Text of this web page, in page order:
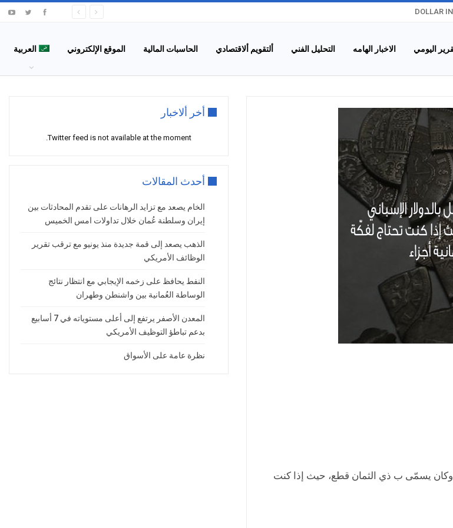
DOLLAR
اليومي الاخبار الهامه التحليل الفني ألتقويم ألاقتصادي الحاسبات المالية الموقع الإلكتروني العربية
وكان يسمّى ب ذي الثمان قطع، حيث إذا كنت
أخر ألاخبار
Twitter feed is not available at the moment.
أحدث المقالات
الخام يصعد مع تزايد الرهانات على تقدم المحادثات بين
إيران وسلطنة عُمان خلال تداولات امس الخميس
الذهب يصعد إلى قمة جديدة منذ يونيو مع ترقب تقرير
الوظائف الأمريكي
النفط يحافظ على زخمه الإيجابي مع انتظار نتائج
الوساطة العُمانية بين واشنطن وطهران
المعدن الأصفر يرتفع إلى أعلى مستوياته في 7 أسابيع
بدعم تباطؤ التوظيف الأمريكي
نظرة عامة على الأسواق